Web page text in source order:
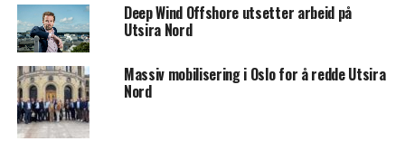
Deep Wind Offshore utsetter arbeid på
Utsira Nord
Massiv mobilisering i Oslo for å redde Utsira
Nord